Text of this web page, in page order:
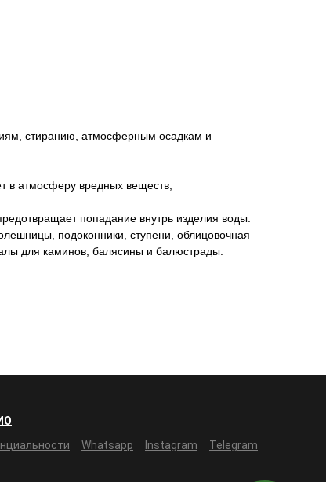
стиранию, атмосферным осадкам и
в атмосферу вредных веществ;
попадание внутрь изделия воды.
подоконники, ступени, облицовочная
для каминов, балясины и балюстрады.
Whatsapp Instagram Telegram